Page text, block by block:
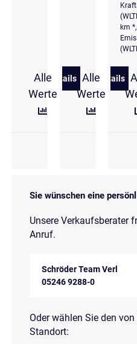
Alle
Werte
Details
zu Volkswagen
Alle
Werte
Details
zu
km *,
Sie wünschen eine
Unsere Verkaufsberater
Anruf.
Schröder Team Verl
05246 9288-0
Oder wählen Sie den
Standort: